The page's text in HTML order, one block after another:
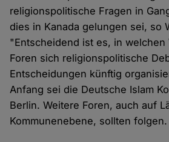
religionspolitische Fragen in
dies in Kanada gelungen sei, so
"Entscheidend ist es, in welchen
Foren sich religionspolitische
Entscheidungen künftig
Anfang sei die Deutsche Islam
Berlin. Weitere Foren, auch auf
Kommunenebene, sollten folgen.